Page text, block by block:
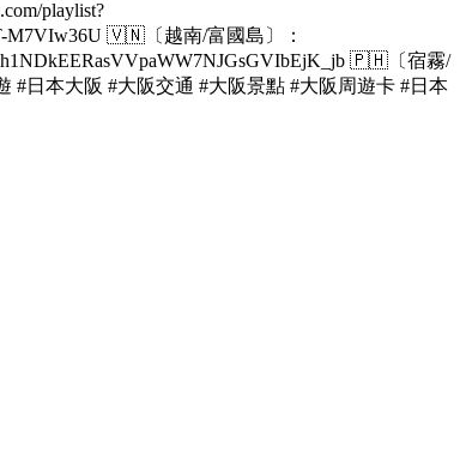
playlist?
M7VIw36U 🇻🇳〔越南/富國島〕：
🇵🇭〔宿霧/
#日本大阪 #大阪交通 #大阪景點 #大阪周遊卡 #日本